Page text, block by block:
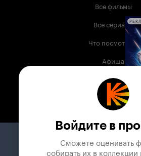
Все фильмы
Все сериалы
Что посмотреть
Афиша
Музыка
Телепрограмма
Служба поддержки
Войдите в
Сможете оценивать
собирать их в коллекции